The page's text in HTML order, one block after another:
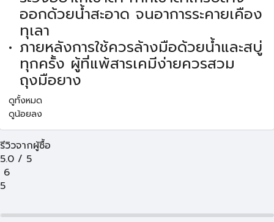
ออกด้วยน้ำสะอาด จนอาการระคายเคือง
ทุเลา
ภายหลังการใช้ควรล้างมือด้วยน้ำและสบู่
ทุกครั้ง ผู้ที่แพ้สารเคมีง่ายควรสวม
ถุงมือยาง
ดูทั้งหมด
ดูน้อยลง
รีวิวจากผู้ซื้อ
5.0 / 5
6
5